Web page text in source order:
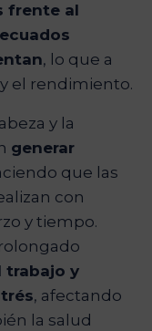
frente al
, lo que a
el rendimiento.
y la
generar
que las
con
y tiempo.
trabajo y
, afectando
la salud